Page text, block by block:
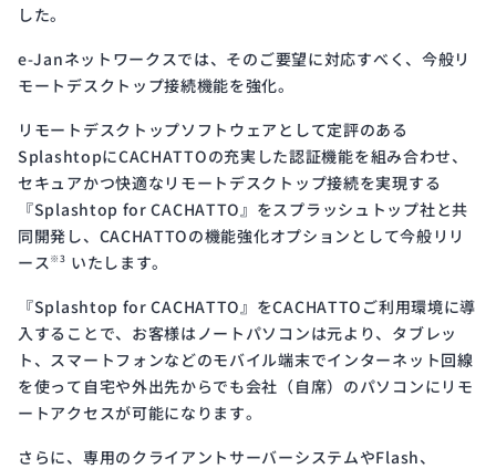
した。
e-Janネットワークスでは、そのご要望に対応すべく、今般リ
モートデスクトップ接続機能を強化。
リモートデスクトップソフトウェアとして定評のある
SplashtopにCACHATTOの充実した認証機能を組み合わせ、
セキュアかつ快適なリモートデスクトップ接続を実現する
『Splashtop for CACHATTO』をスプラッシュトップ社と共
同開発し、CACHATTOの機能強化オプションとして今般リリ
ース※3 いたします。
『Splashtop for CACHATTO』をCACHATTOご利用環境に導
入することで、お客様はノートパソコンは元より、タブレッ
ト、スマートフォンなどのモバイル端末でインターネット回線
を使って自宅や外出先からでも会社（自席）のパソコンにリモ
ートアクセスが可能になります。
さらに、専用のクライアントサーバーシステムやFlash、